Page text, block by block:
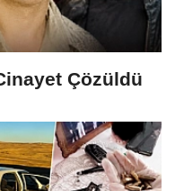
Çözüldü